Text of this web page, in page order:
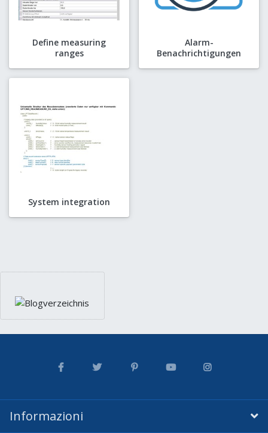
Define measuring
ranges
Alarm-
Benachrichtigungen
System integration
Informazioni